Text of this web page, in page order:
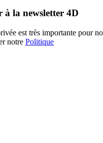
à la newsletter 4D
est très importante pour
notre Politique